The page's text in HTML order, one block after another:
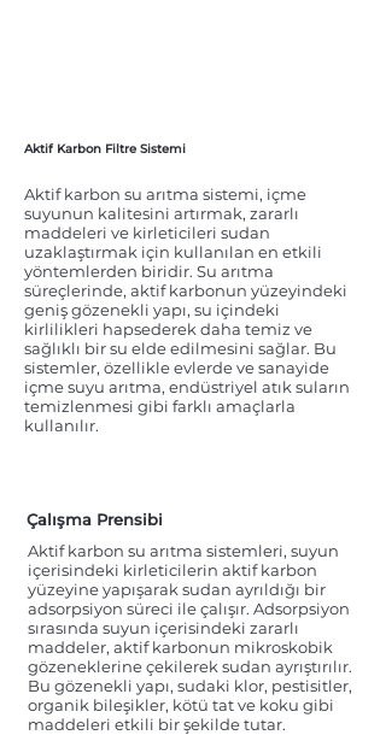
Aktif Karbon Filtre Sistemi
Aktif karbon su arıtma sistemi, içme
suyunun kalitesini artırmak, zararlı
maddeleri ve kirleticileri sudan
uzaklaştırmak için kullanılan en etkili
yöntemlerden biridir. Su arıtma
süreçlerinde, aktif karbonun yüzeyindeki
geniş gözenekli yapı, su içindeki
kirlilikleri hapsederek daha temiz ve
sağlıklı bir su elde edilmesini sağlar. Bu
sistemler, özellikle evlerde ve sanayide
içme suyu arıtma, endüstriyel atık suların
temizlenmesi gibi farklı amaçlarla
kullanılır.
Çalışma Prensibi
Aktif karbon su arıtma sistemleri, suyun
içerisindeki kirleticilerin aktif karbon
yüzeyine yapışarak sudan ayrıldığı bir
adsorpsiyon süreci ile çalışır. Adsorpsiyon
sırasında suyun içerisindeki zararlı
maddeler, aktif karbonun mikroskobik
gözeneklerine çekilerek sudan ayrıştırılır.
Bu gözenekli yapı, sudaki klor, pestisitler,
organik bileşikler, kötü tat ve koku gibi
maddeleri etkili bir şekilde tutar.